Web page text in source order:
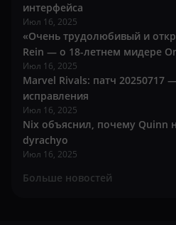
интерфейса
Июл 16, 2025
«Очень трудолюбивый и
Rein — о 18-летнем мидере
Июл 16, 2025
Marvel Rivals: патч 20250717
исправления
Июл 16, 2025
Nix объяснил, почему Quinn
dyrachyo
Июл 16, 2025
Больше новостей